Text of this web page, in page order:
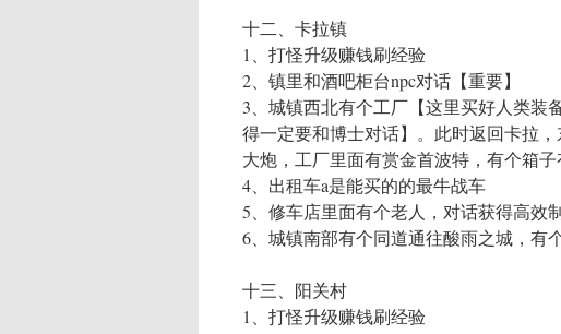
十二、卡拉镇
1、打怪升级赚钱刷经验
2、镇里和酒吧柜台npc对话【重要】
3、城镇西北有个工厂【这里买好人类装
得一定要和博士对话】。此时返回卡拉
大炮，工厂里面有赏金首波特，有个箱
4、出租车a是能买的的最牛战车
5、修车店里面有个老人，对话获得高效
6、城镇南部有个同道通往酸雨之城，有
十三、阳关村
1、打怪升级赚钱刷经验